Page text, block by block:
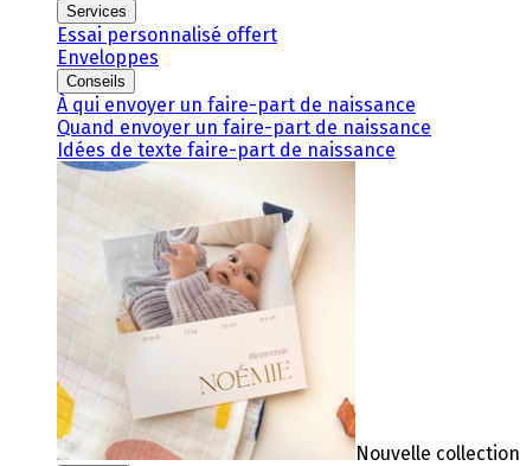
Services
Essai personnalisé offert
Enveloppes
Conseils
À qui envoyer un faire-part de naissance
Quand envoyer un faire-part de naissance
Idées de texte faire-part de naissance
Nouvelle collection